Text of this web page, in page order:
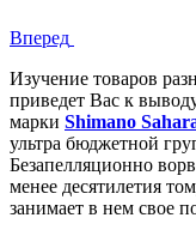
Вперед
Изучение товаров
приведет Вас к
марки Shimano
ультра бюджетной
Безапелляционно
менее десятилетия
занимает в нем свое